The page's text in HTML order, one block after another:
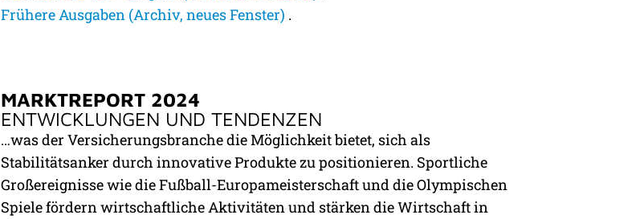
Frühere Ausgaben (Archiv, neues Fenster) .
MARKTREPORT 2024
ENTWICKLUNGEN UND TENDENZEN
…was der Versicherungsbranche die Möglichkeit bietet, sich als
Stabilitätsanker durch innovative Produkte zu positionieren. Sportliche
Großereignisse wie die Fußball-Europameisterschaft und die Olympischen
Spiele fördern wirtschaftliche Aktivitäten und stärken die Wirtschaft in